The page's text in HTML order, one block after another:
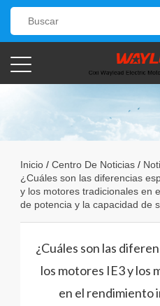
Inicio / Centro De Noticias /
¿Cuáles son las diferencias
y los motores tradicionales en
de potencia y la capacidad de
¿Cuáles son las
los motores IE3 y los
en el rendimiento